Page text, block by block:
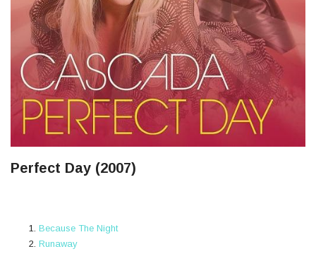
Perfect Day (2007)
Because The Night
Runaway